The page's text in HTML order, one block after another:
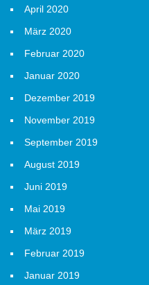
April 2020
März 2020
Februar 2020
Januar 2020
Dezember 2019
November 2019
September 2019
August 2019
Juni 2019
Mai 2019
März 2019
Februar 2019
Januar 2019